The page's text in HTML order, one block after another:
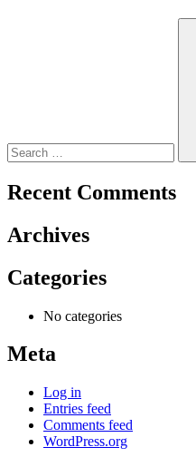
Recent Comments
Archives
Categories
No categories
Meta
Log in
Entries feed
Comments feed
WordPress.org